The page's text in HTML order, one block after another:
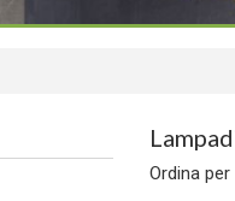
Ordina per